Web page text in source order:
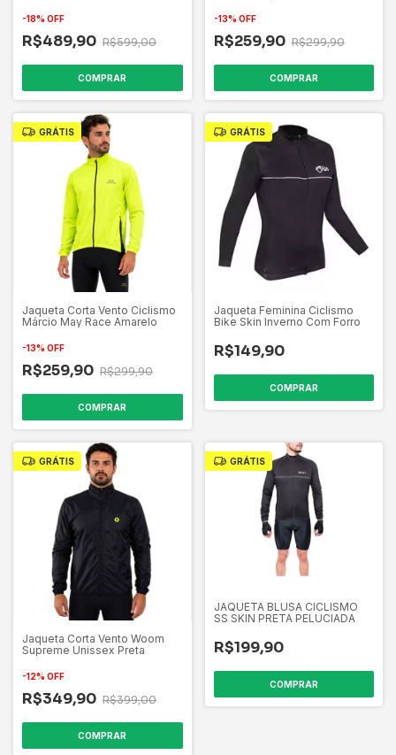
-18% OFF
R$489,90 R$599,00
COMPRAR
-13% OFF
R$259,90 R$299,90
COMPRAR
GRÁTIS
Jaqueta Corta Vento Ciclismo
Márcio May Race Amarelo
-13% OFF
R$259,90 R$299,90
COMPRAR
GRÁTIS
Jaqueta Feminina Ciclismo
Bike Skin Inverno Com Forro
R$149,90
COMPRAR
GRÁTIS
Jaqueta Corta Vento Woom
Supreme Unissex Preta
-12% OFF
R$349,90 R$399,00
COMPRAR
GRÁTIS
JAQUETA BLUSA CICLISMO
SS SKIN PRETA PELUCIADA
R$199,90
COMPRAR